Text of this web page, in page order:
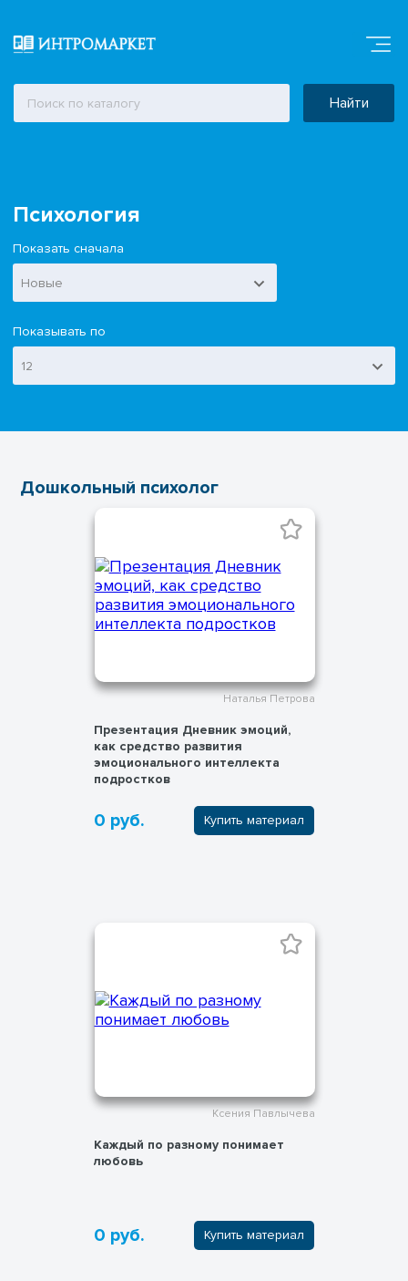
Найти
Психология
Показать сначала
Новые
Показывать по
12
Дошкольный психолог
Наталья Петрова
Презентация Дневник эмоций,
как средство развития
эмоционального интеллекта
подростков
0 руб. Купить материал
Ксения Павлычева
Каждый по разному понимает
любовь
0 руб. Купить материал